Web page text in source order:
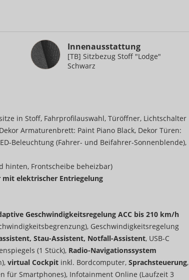
InnenausstattungInnenausstattung
[TB] Sitzbezug Stoff "Lodge"
Schwarz
in Stoff, Fahrprofilauswahl, Türöffner, Lichtschalter
Armaturenbrett: Paint Piano Black, Dekor Türen:
Beleuchtung (Fahrer- und Beifahrer-Sonnenblende),
hinten, Frontscheibe beheizbar)
elektrischer Entriegelung
Geschwindigkeitsregelung ACC bis 210 km/h
Geschwindigkeitsregelung
Stau-Assistent, Notfall-Assistent, USB-C
(1 Stück), Radio-Navigationssystem
virtual Cockpit inkl. Bordcomputer, Sprachsteuerung,
für Smartphones), Infotainment Online (Laufzeit 3